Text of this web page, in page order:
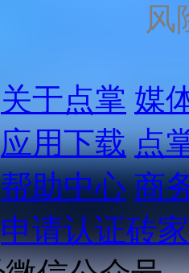
风
关于点掌 媒
应用下载 点
帮助中心 商
申请认证砖家